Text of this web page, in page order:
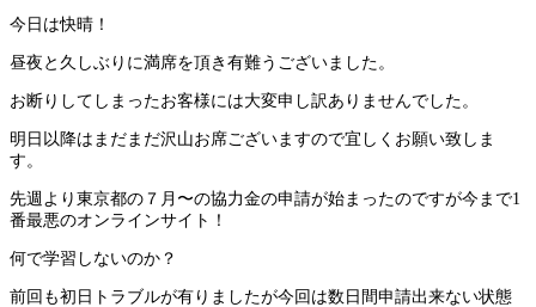
今日は快晴！
昼夜と久しぶりに満席を頂き有難うございました。
お断りしてしまったお客様には大変申し訳ありませんでした。
明日以降はまだまだ沢山お席ございますので宜しくお願い致しま
す。
先週より東京都の７月〜の協力金の申請が始まったのですが今まで1
番最悪のオンラインサイト！
何で学習しないのか？
前回も初日トラブルが有りましたが今回は数日間申請出来ない状態